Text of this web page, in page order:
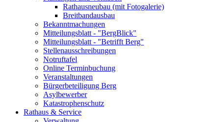
Rathausneubau (mit Fotogalerie)
Breitbandausbau
Bekanntmachungen
Mitteilungsblatt - "BergBlick"
Mitteilungsblatt - "Betrifft Berg"
Stellenausschreibungen
Notruftafel
Online Terminbuchung
Veranstaltungen
Bürgerbeteiligung Berg
Asylbewerber
Katastrophenschutz
Rathaus & Service